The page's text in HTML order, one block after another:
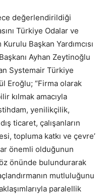
değerlendirildiği
Türkiye Odalar ve
Başkan Yardımcısı
Ayhan Zeytinoğlu
Systemair Türkiye
Eroğlu; “Firma olarak
kılmak amacıyla
yenilikçilik,
ticaret, çalışanların
topluma katkı ve çevre’
önemli olduğunun
önünde bulundurarak
mutluluğunu
paralellik